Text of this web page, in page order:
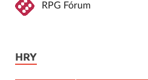
RPG Fórum
HRY